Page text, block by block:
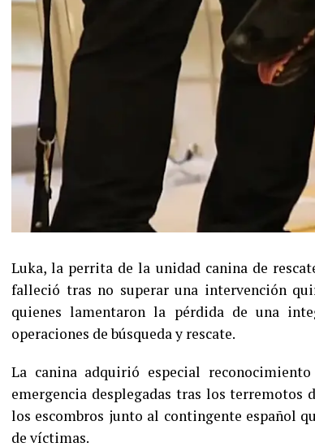
Luka, la perrita de la unidad canina de
falleció tras no superar una intervención
quienes lamentaron la pérdida de una
operaciones de búsqueda y rescate.
La canina adquirió especial
emergencia desplegadas tras los terremotos
los escombros junto al contingente español
de víctimas.